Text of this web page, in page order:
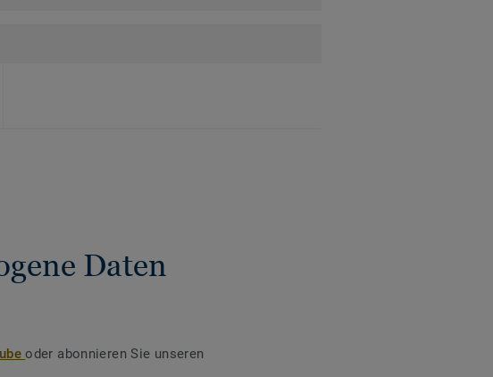
Daten
oder abonnieren Sie unseren